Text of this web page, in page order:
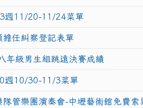
週11/20-11/24菜單
任糾察登記表單
年級男生組跳遠決賽成績
週10/30-11/3菜單
管樂團演奏會-中壢藝術館免費索